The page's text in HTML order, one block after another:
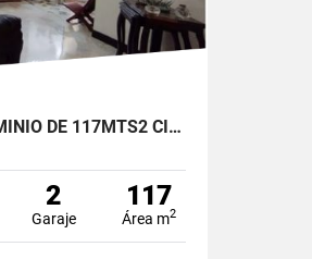
VENTA CASA CONDOMINIO DE 117MTS2 CIUDAD JARDÍN, SUR DE CALI 14200-2
2
Garaje
117
Área m2